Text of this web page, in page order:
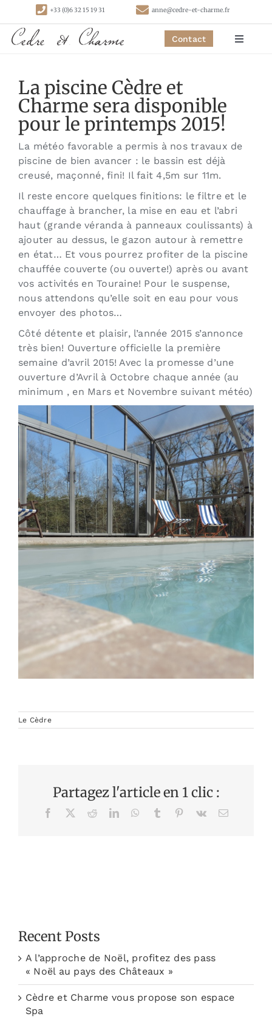
contenu
+33 (0)6 32 15 19 31 anne@cedre-et-charme.fr
Contact
Toggle
Chambres
Gîtes
Activités
Contact
Liens
La piscine Cèdre et
Charme sera disponible
pour le printemps 2015!
La météo favorable a permis à nos travaux de
piscine de bien avancer : le bassin est déjà
creusé, maçonné, fini! Il fait 4,5m sur 11m.
Il reste encore quelques finitions: le filtre et le
chauffage à brancher, la mise en eau et l’abri
haut (grande véranda à panneaux coulissants) à
ajouter au dessus, le gazon autour à remettre
en état… Et vous pourrez profiter de la piscine
chauffée couverte (ou ouverte!) après ou avant
vos activités en Touraine! Pour le suspense,
nous attendons qu’elle soit en eau pour vous
envoyer des photos…
Côté détente et plaisir, l’année 2015 s’annonce
très bien! Ouverture officielle la première
semaine d’avril 2015! Avec la promesse d’une
ouverture d’Avril à Octobre chaque année (au
minimum , en Mars et Novembre suivant météo)
Le Cèdre
Partagez l'article en 1 clic :
Facebook RedditLinkedInWhatsApp
Tumblr Pinterest
Vk Email
Recent Posts
A l’approche de Noël, profitez des pass
« Noël au pays des Châteaux »
Cèdre et Charme vous propose son espace
Spa